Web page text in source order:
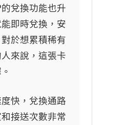
兌換功能也升
即時兌換，安
於想累積稀有
來說，這張卡
快，兌換通路
接送次數非常